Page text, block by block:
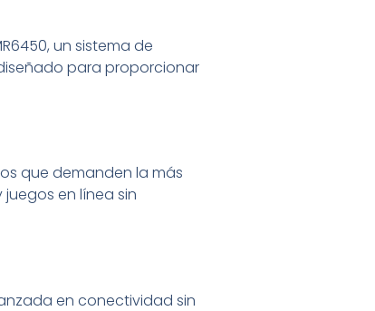
un sistema de
para proporcionar
que demanden la más
en línea sin
en conectividad sin